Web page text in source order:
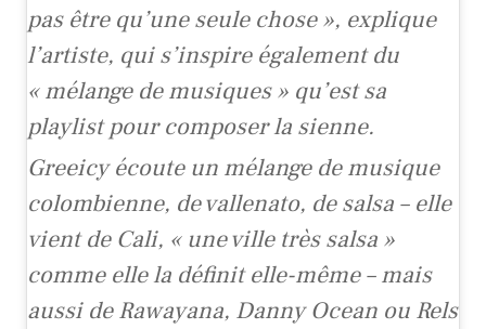
pas être qu’une seule chose », explique
l’artiste, qui s’inspire également du
« mélange de musiques » qu’est sa
playlist pour composer la sienne.
Greeicy écoute un mélange de musique
colombienne, de vallenato, de salsa – elle
vient de Cali, « une ville très salsa »
comme elle la définit elle-même – mais
aussi de Rawayana, Danny Ocean ou Rels